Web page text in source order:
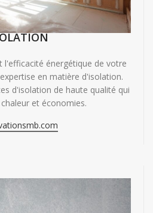
l'efficacité énergétique de votre
en matière d'isolation.
d'isolation de haute qualité qui
et économies.